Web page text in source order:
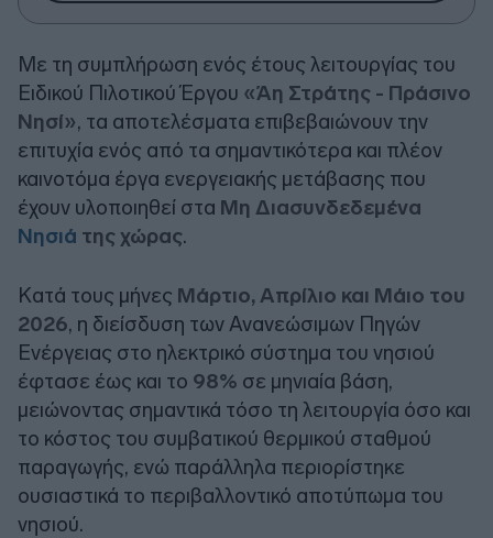
Με τη συμπλήρωση ενός έτους λειτουργίας του
Ειδικού Πιλοτικού Έργου «Άη Στράτης - Πράσινο
Νησί», τα αποτελέσματα επιβεβαιώνουν την
επιτυχία ενός από τα σημαντικότερα και πλέον
καινοτόμα έργα ενεργειακής μετάβασης που
έχουν υλοποιηθεί στα Μη Διασυνδεδεμένα
Νησιά της χώρας.
Κατά τους μήνες Μάρτιο, Απρίλιο και Μάιο του
2026, η διείσδυση των Ανανεώσιμων Πηγών
Ενέργειας στο ηλεκτρικό σύστημα του νησιού
έφτασε έως και το 98% σε μηνιαία βάση,
μειώνοντας σημαντικά τόσο τη λειτουργία όσο και
το κόστος του συμβατικού θερμικού σταθμού
παραγωγής, ενώ παράλληλα περιορίστηκε
ουσιαστικά το περιβαλλοντικό αποτύπωμα του
νησιού.